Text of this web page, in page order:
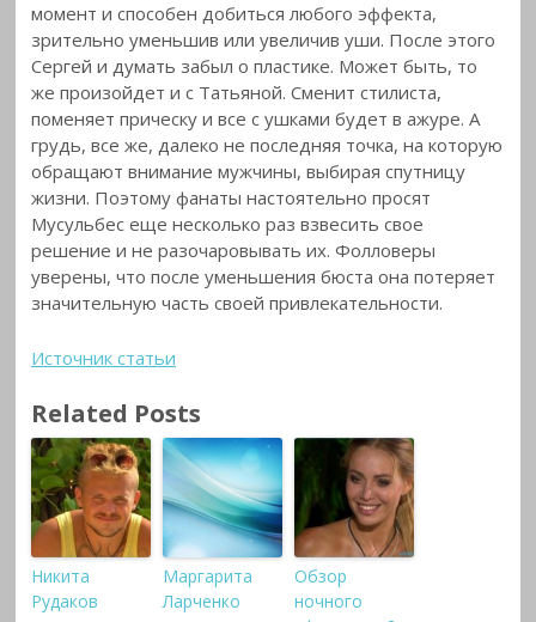
момент и способен добиться любого эффекта,
зрительно уменьшив или увеличив уши. После этого
Сергей и думать забыл о пластике. Может быть, то
же произойдет и с Татьяной. Сменит стилиста,
поменяет прическу и все с ушками будет в ажуре. А
грудь, все же, далеко не последняя точка, на которую
обращают внимание мужчины, выбирая спутницу
жизни. Поэтому фанаты настоятельно просят
Мусульбес еще несколько раз взвесить свое
решение и не разочаровывать их. Фолловеры
уверены, что после уменьшения бюста она потеряет
значительную часть своей привлекательности.
Источник статьи
Related Posts
Никита
Рудаков
Маргарита
Ларченко
Обзор
ночного